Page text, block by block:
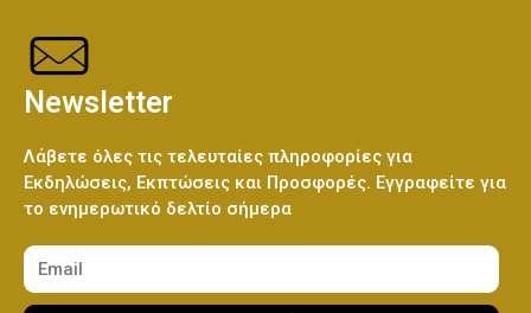
Καμηλοπάρδαλη 80εκ
Ελεφαντάκι Γαλάζιο 50εκ
Newsletter
Λάβετε όλες τις τελευταίες πληροφορίες για
Εκδηλώσεις, Εκπτώσεις και Προσφορές. Εγγραφείτε για
το ενημερωτικό δελτίο σήμερα